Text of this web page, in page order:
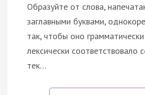
Образуйте от слова,
заглавными буквами,
так, чтобы оно
лексически соответствовало
тек…